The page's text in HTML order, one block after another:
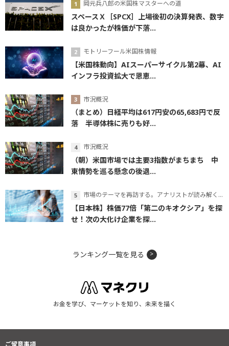
岡元兵八郎の米国株マスターへの道
スペースＸ［SPCX］上場後初の決算発表、数字
は良かったが株価が下落...
モトリーフール米国株情報
【米国株動向】AIスーパーサイクル第2幕、AI
インフラ投資拡大で恩恵...
市況概況
（まとめ）日経平均は617円安の65,683円で反
落 半導体株に売りも好...
市況概況
（朝）米国市場では主要3指数がまちまち 中
東情勢を巡る懸念の後退...
市場のテーマを再訪する。アナリストが読み解くテーマの本質
【日本株】株価77倍「第二のキオクシア」を探
せ！次の大化け企業を探...
ランキング一覧を見る
お金を学び、マーケットを知り、未来を描く
ご留意事項